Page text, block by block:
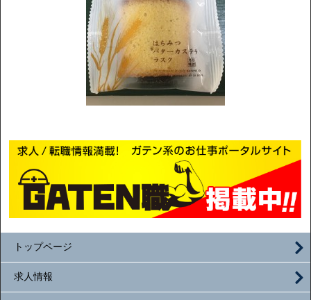
トップページ
求人情報